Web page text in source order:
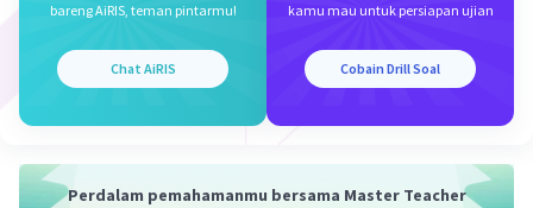
bareng AiRIS, teman pintarmu!
Chat AiRIS
kamu mau untuk persiapan ujian
Cobain Drill Soal
Perdalam pemahamanmu bersama Master Teacher